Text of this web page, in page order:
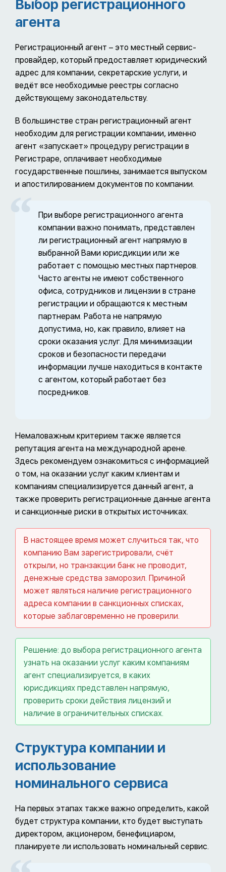
Выбор регистрационного
агента
Регистрационный агент – это местный сервис-
провайдер, который предоставляет юридический
адрес для компании, секретарские услуги, и
ведёт все необходимые реестры согласно
действующему законодательству.
В большинстве стран регистрационный агент
необходим для регистрации компании, именно
агент «запускает» процедуру регистрации в
Регистраре, оплачивает необходимые
государственные пошлины, занимается выпуском
и апостилированием документов по компании.
При выборе регистрационного агента
компании важно понимать, представлен
ли регистрационный агент напрямую в
выбранной Вами юрисдикции или же
работает с помощью местных партнеров.
Часто агенты не имеют собственного
офиса, сотрудников и лицензии в стране
регистрации и обращаются к местным
партнерам. Работа не напрямую
допустима, но, как правило, влияет на
сроки оказания услуг. Для минимизации
сроков и безопасности передачи
информации лучше находиться в контакте
с агентом, который работает без
посредников.
Немаловажным критерием также является
репутация агента на международной арене.
Здесь рекомендуем ознакомиться с информацией
о том, на оказании услуг каким клиентам и
компаниям специализируется данный агент, а
также проверить регистрационные данные агента
и санкционные риски в открытых источниках.
В настоящее время может случиться так, что
компанию Вам зарегистрировали, счёт
открыли, но транзакции банк не проводит,
денежные средства заморозил. Причиной
может являться наличие регистрационного
адреса компании в санкционных списках,
которые заблаговременно не проверили.
Решение: до выбора регистрационного агента
узнать на оказании услуг каким компаниям
агент специализируется, в каких
юрисдикциях представлен напрямую,
проверить сроки действия лицензий и
наличие в ограничительных списках.
Структура компании и
использование
номинального сервиса
На первых этапах также важно определить, какой
будет структура компании, кто будет выступать
директором, акционером, бенефициаром,
планируете ли использовать номинальный сервис.